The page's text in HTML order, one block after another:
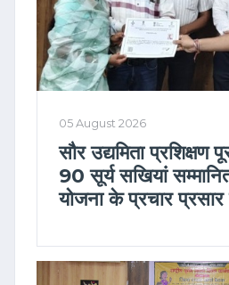
05 August 2026
सौर उद्यमिता प्रशिक्षण
90 सूर्य सखियां
योजना के प्रचार प्रसार